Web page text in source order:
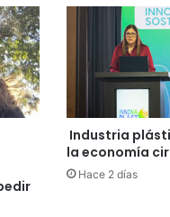
Industria
la economía
Hace 2 días